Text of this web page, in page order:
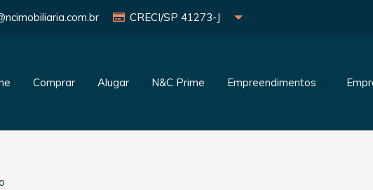
CRECI/SP 41273-J
Comprar Alugar N&C Prime Empreendimentos